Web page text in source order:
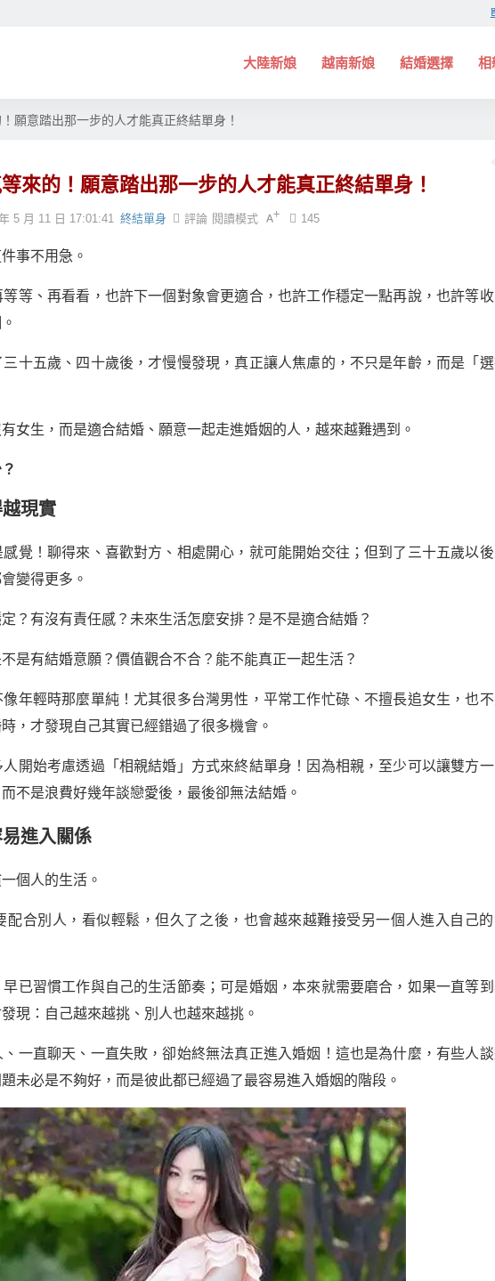
大陸新娘 越南新娘 結婚選擇 相
願意踏出那一步的人才能真正終結單身！
來的！願意踏出那一步的人才能真正終結單身！
5 月 11 日 17:01:41 終結單身 評論 145
閱讀模式
事不用急。
等、再看看，也許下一個對象會更適合，也許工作穩定一點再說，也許等
十五歲、四十歲後，才慢慢發現，真正讓人焦慮的，不只是年齡，而是「
女生，而是適合結婚、願意一起走進婚姻的人，越來越難遇到。
現實
覺！聊得來、喜歡對方、相處開心，就可能開始交往；但到了三十五歲以
變得更多。
？有沒有責任感？未來生活怎麼安排？是不是適合結婚？
是有結婚意願？價值觀合不合？能不能真正一起生活？
年輕時那麼單純！尤其很多台灣男性，平常工作忙碌、不擅長追女生，也
，才發現自己其實已經錯過了很多機會。
開始考慮透過「相親結婚」方式來終結單身！因為相親，至少可以讓雙方
不是浪費好幾年談戀愛後，最後卻無法結婚。
進入關係
個人的生活。
配合別人，看似輕鬆，但久了之後，也會越來越難接受另一個人進入自己
已習慣工作與自己的生活節奏；可是婚姻，本來就需要磨合，如果一直等
現：自己越來越挑、別人也越來越挑。
一直聊天、一直失敗，卻始終無法真正進入婚姻！這也是為什麼，有些人
未必是不夠好，而是彼此都已經過了最容易進入婚姻的階段。